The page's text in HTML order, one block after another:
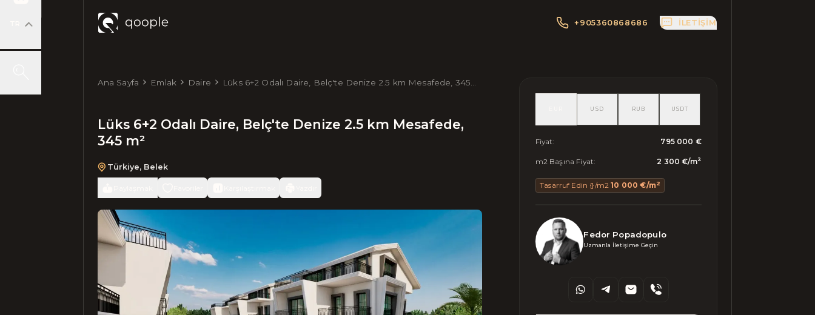
+905360868686 İLETIŞIM
Ana Sayfa Emlak Daire
Lüks 6+2 Odalı Daire, Belç'te Denize 2.5 km Mesafede, 345
Lüks 6+2 Odalı Daire, Belç'te Denize 2.5 km Mesafede,
345 m²
Türkiye, Belek
USD RUB USDT
Fiyat: 795 000 €
m2 Başına Fiyat: 2 300 €/m2
Tasarruf Edin {}/m2 10 000 €/m2
Fedor Popadopulo
Uzmanla İletişime Geçin